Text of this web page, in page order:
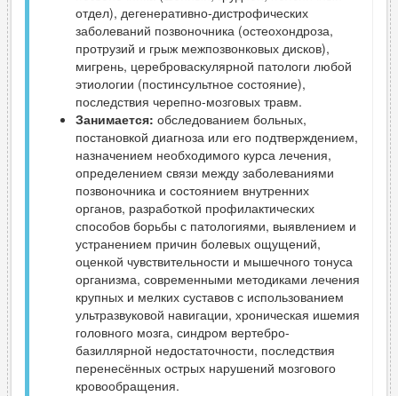
отдел), дегенеративно-дистрофических
заболеваний позвоночника (остеохондроза,
протрузий и грыж межпозвонковых дисков),
мигрень, цереброваскулярной патологи любой
этиологии (постинсультное состояние),
последствия черепно-мозговых травм.
Занимается: обследованием больных,
постановкой диагноза или его подтверждением,
назначением необходимого курса лечения,
определением связи между заболеваниями
позвоночника и состоянием внутренних
органов, разработкой профилактических
способов борьбы с патологиями, выявлением и
устранением причин болевых ощущений,
оценкой чувствительности и мышечного тонуса
организма, современными методиками лечения
крупных и мелких суставов с использованием
ультразвуковой навигации, хроническая ишемия
головного мозга, синдром вертебро-
базиллярной недостаточности, последствия
перенесённых острых нарушений мозгового
кровообращения.